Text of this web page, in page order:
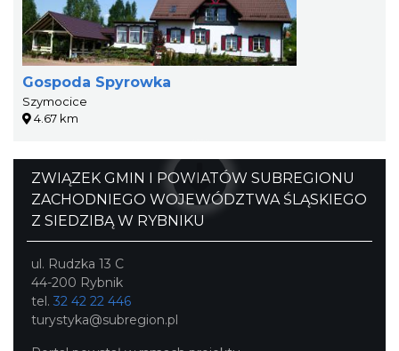
Gospoda Spyrowka
Szymocice
4.67 km
ZWIĄZEK GMIN I POWIATÓW SUBREGIONU
ZACHODNIEGO WOJEWÓDZTWA ŚLĄSKIEGO
Z SIEDZIBĄ W RYBNIKU
ul. Rudzka 13 C
44-200 Rybnik
tel. 32 42 22 446
turystyka@subregion.pl